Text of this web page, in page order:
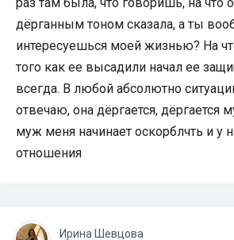
дёрганным тоном сказала, а ты
интересуешься моей жизнью? На
того как ее высадили начал ее
всегда. В любой абсолютно
отвечаю, она дёргается, дёргается
муж меня начинает оскорблчть и у
отношения
Ирина Шевцова